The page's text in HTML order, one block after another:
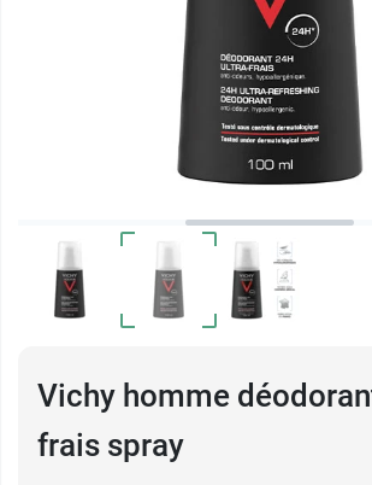
Vichy homme
frais spray